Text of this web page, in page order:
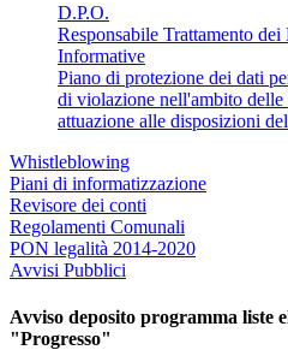
D.P.O.
Responsabile Trattamento dei
Informative
Piano di protezione dei dati
di violazione nell'ambito delle
attuazione alle disposizioni
Whistleblowing
Piani di informatizzazione
Revisore dei conti
Regolamenti Comunali
PON legalità 2014-2020
Avvisi Pubblici
Avviso deposito programma liste
"Progresso"